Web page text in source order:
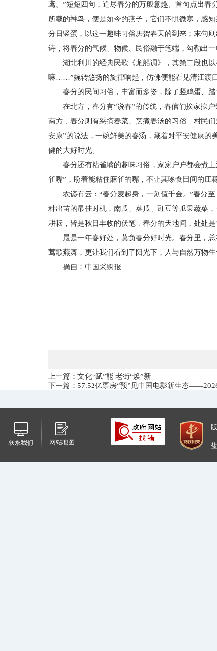
鸢。”短短四句，道尽春分的万般意趣。首句点出
所载的神鸟，便是如今的燕子，它们不惧微寒，感
分日竖蛋，以这一趣味习俗庆贺春天的到来；末句
诗，将春分的气候、物候、民俗融于笔端，勾勒出
湖北利川的经典民歌《龙船调》，其第二段也
嘛……”婉转悠扬的旋律响起，仿佛便能看见清江渡
春分的民间习俗，丰富而多姿，除了竖鸡蛋、
在北方，春分有“说春”的传统，春倌们挨家挨
南方，春分则有采摘春菜、烹煮春汤的习俗，村民
安康”的说法，一碗鲜美的春汤，藏着对平安健康
健的大好时光。
春分还有粘雀嘴的趣味习俗，家家户户都会煮
雀嘴”，盼着能粘住麻雀的嘴，不让其啄食田间的庄
农谚有云：“春分麦起身，一刻值千金。”春分
种出苗的最佳时机，南瓜、菜瓜、豇豆等瓜果蔬菜
耕耘，皆是秋日丰收的伏笔，春分的天地间，处处
最是一年春好处，莫负春分好时光。春分里，
莺歌燕舞，更让我们看到了阳光下，人与自然万物
摘自：中国采购报
上一篇：文化“赋”能 老街“焕”新
下一篇：​57.52亿票房“预”见中国电影新生态
联系我们 网站地图